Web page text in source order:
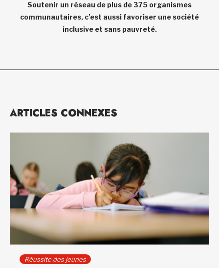
Soutenir un réseau de plus de 375 organismes
communautaires, c’est aussi favoriser une société
inclusive et sans pauvreté.
ARTICLES CONNEXES
Réussite des jeunes